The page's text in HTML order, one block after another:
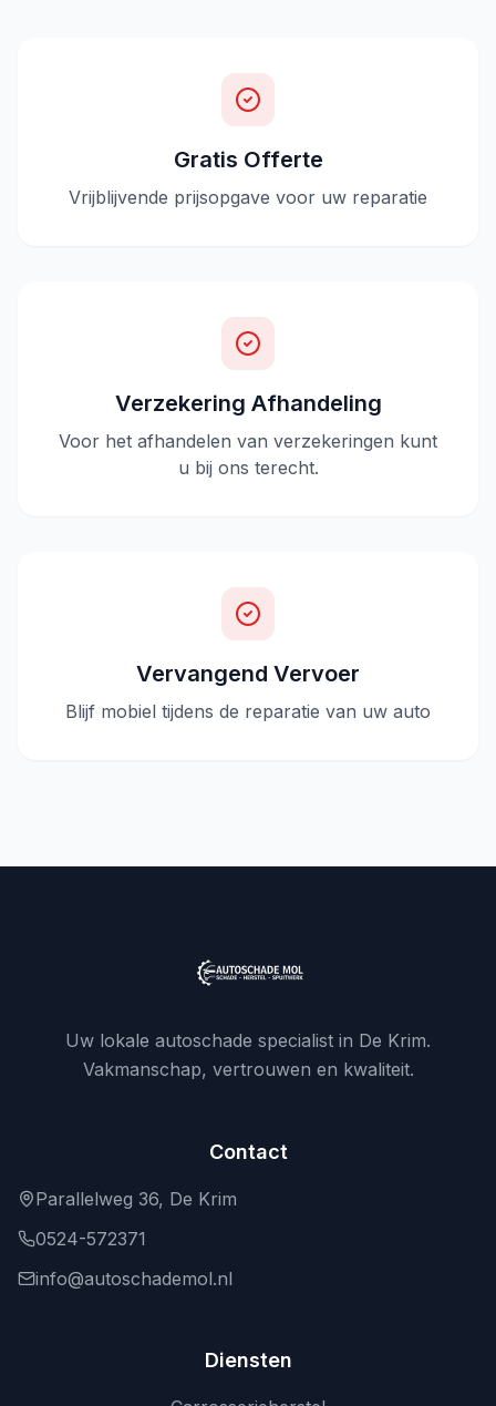
Gratis Offerte
Vrijblijvende prijsopgave voor uw reparatie
Verzekering Afhandeling
Voor het afhandelen van verzekeringen kunt
u bij ons terecht.
Vervangend Vervoer
Blijf mobiel tijdens de reparatie van uw auto
Uw lokale autoschade specialist in De Krim.
Vakmanschap, vertrouwen en kwaliteit.
Contact
Parallelweg 36, De Krim
0524-572371
info@autoschademol.nl
Diensten